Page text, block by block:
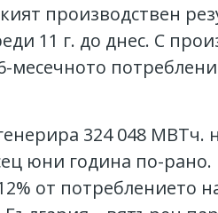
производствен
11 г. до днес. С
324 048 МВТч.
юни година по-
от потреблението